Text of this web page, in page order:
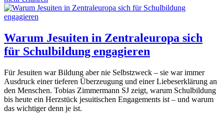
Warum Jesuiten in Zentraleuropa sich
für Schulbildung engagieren
Für Jesuiten war Bildung aber nie Selbstzweck – sie war immer
Ausdruck einer tieferen Überzeugung und einer Liebeserklärung an
den Menschen. Tobias Zimmermann SJ zeigt, warum Schulbildung
bis heute ein Herzstück jesuitischen Engagements ist – und warum
das wichtiger denn je ist.